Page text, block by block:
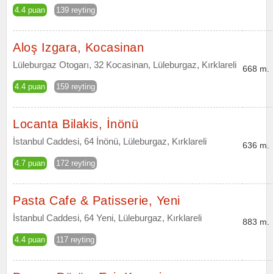
4.4 puan 139 reyting
Aloş Izgara, Kocasinan
Lüleburgaz Otogarı, 32 Kocasinan, Lüleburgaz, Kırklareli
4.4 puan 159 reyting
668 m.
Locanta Bilakis, İnönü
İstanbul Caddesi, 64 İnönü, Lüleburgaz, Kırklareli
4.7 puan 172 reyting
636 m.
Pasta Cafe & Patisserie, Yeni
İstanbul Caddesi, 64 Yeni, Lüleburgaz, Kırklareli
4.4 puan 117 reyting
883 m.